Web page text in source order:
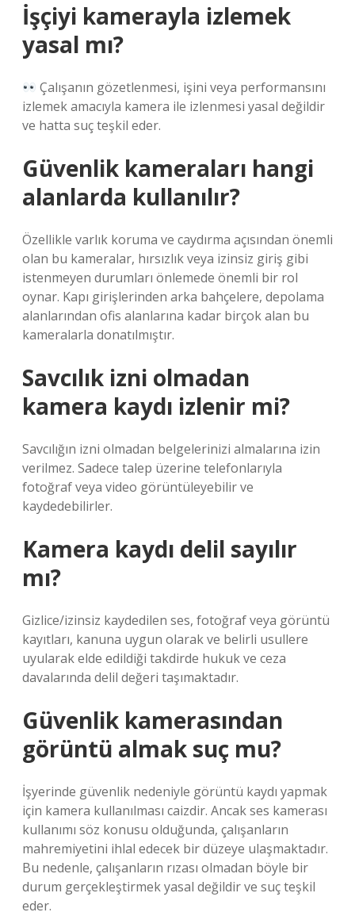
İşçiyi kamerayla izlemek
yasal mı?
Çalışanın gözetlenmesi, işini veya performansını
izlemek amacıyla kamera ile izlenmesi yasal değildir
ve hatta suç teşkil eder.
Güvenlik kameraları hangi
alanlarda kullanılır?
Özellikle varlık koruma ve caydırma açısından önemli
olan bu kameralar, hırsızlık veya izinsiz giriş gibi
istenmeyen durumları önlemede önemli bir rol
oynar. Kapı girişlerinden arka bahçelere, depolama
alanlarından ofis alanlarına kadar birçok alan bu
kameralarla donatılmıştır.
Savcılık izni olmadan
kamera kaydı izlenir mi?
Savcılığın izni olmadan belgelerinizi almalarına izin
verilmez. Sadece talep üzerine telefonlarıyla
fotoğraf veya video görüntüleyebilir ve
kaydedebilirler.
Kamera kaydı delil sayılır
mı?
Gizlice/izinsiz kaydedilen ses, fotoğraf veya görüntü
kayıtları, kanuna uygun olarak ve belirli usullere
uyularak elde edildiği takdirde hukuk ve ceza
davalarında delil değeri taşımaktadır.
Güvenlik kamerasından
görüntü almak suç mu?
İşyerinde güvenlik nedeniyle görüntü kaydı yapmak
için kamera kullanılması caizdir. Ancak ses kamerası
kullanımı söz konusu olduğunda, çalışanların
mahremiyetini ihlal edecek bir düzeye ulaşmaktadır.
Bu nedenle, çalışanların rızası olmadan böyle bir
durum gerçekleştirmek yasal değildir ve suç teşkil
eder.